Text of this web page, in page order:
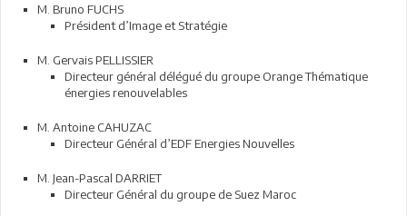
M. Bruno FUCHS
Président d’Image et Stratégie
M. Gervais PELLISSIER
Directeur général délégué du groupe Orange Thématique
énergies renouvelables
M. Antoine CAHUZAC
Directeur Général d’EDF Energies Nouvelles
M. Jean-Pascal DARRIET
Directeur Général du groupe de Suez Maroc